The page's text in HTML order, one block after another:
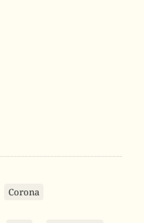
Corona